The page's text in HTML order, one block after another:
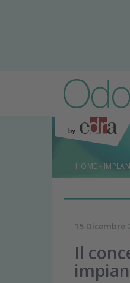
HOME -
15 Dicembre
Il